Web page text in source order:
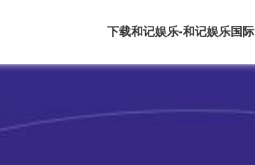
下载和记娱乐-和记娱乐国际